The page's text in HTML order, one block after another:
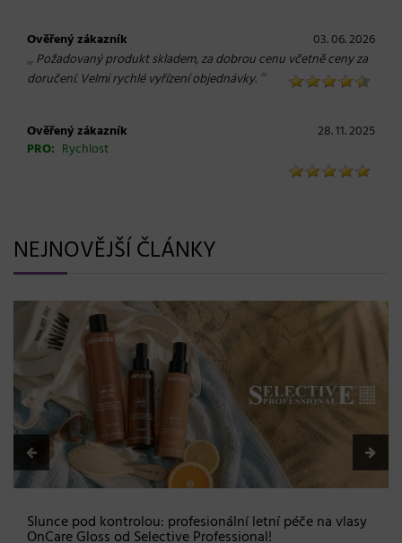
Ověřený zákazník 03. 06. 2026
„ Požadovaný produkt skladem, za dobrou cenu včetně ceny za
doručení. Velmi rychlé vyřízení objednávky. “
Ověřený zákazník
28. 11. 2025
PRO: Rychlost
NEJNOVĚJŠÍ ČLÁNKY
vlasy
BLONDME přichází s novou érou blond: lesk,
a maximální péče bez kompromisů
08. 06. 2026